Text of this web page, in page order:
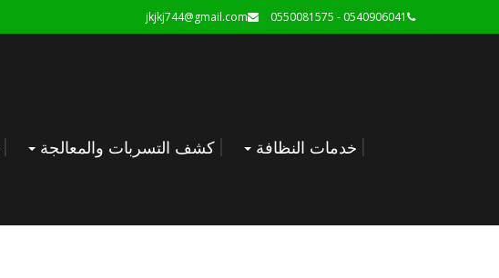
0540906041 - 0550081575
jkjkj744@gmail.com
كشف التسربات والمعالجة خدمات النظافة